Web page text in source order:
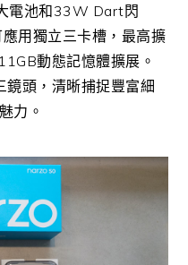
電池和33W Dart閃
用獨立三卡槽，最高擴
11GB動態記憶體擴展。
鏡頭，清晰捕捉豐富細
力。